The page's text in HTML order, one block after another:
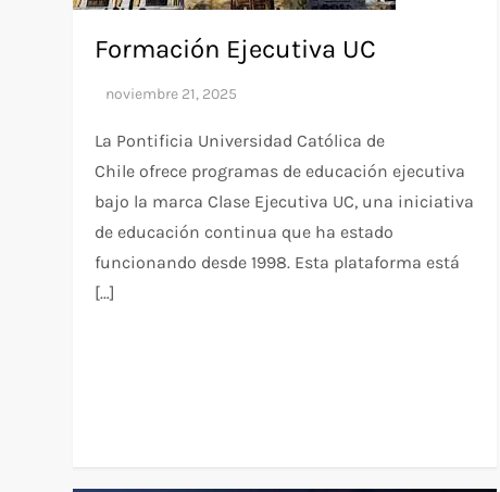
Formación Ejecutiva UC
La Pontificia Universidad Católica de
Chile ofrece programas de educación ejecutiva
bajo la marca Clase Ejecutiva UC, una iniciativa
de educación continua que ha estado
funcionando desde 1998. Esta plataforma está
[…]